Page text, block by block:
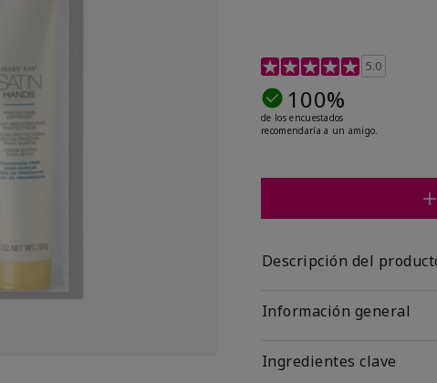
Calificación de clientes de
5.0
100%
de los encuestados
recomendaría a un amigo.
Descripción del
Información general
Ingredientes clave